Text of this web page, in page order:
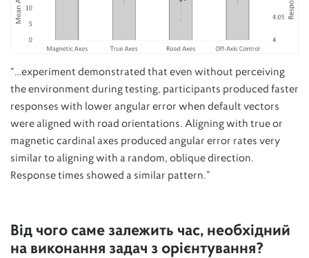
“…experiment demonstrated that even without perceiving
the environment during testing, participants produced faster
responses with lower angular error when default vectors
were aligned with road orientations. Aligning with true or
magnetic cardinal axes produced angular error rates very
similar to aligning with a random, oblique direction.
Response times showed a similar pattern.”
Від чого саме залежить час, необхідний
на виконання задач з орієнтування?